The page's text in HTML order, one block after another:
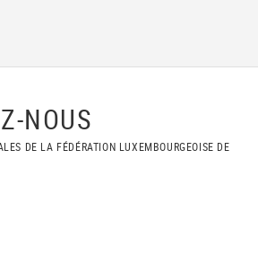
NOUS
DE LA FÉDÉRATION LUXEMBOURGEOISE DE